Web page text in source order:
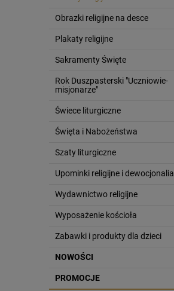
Obrazki religijne na desce
Plakaty religijne
Sakramenty Święte
Rok Duszpasterski "Uczniowie-
misjonarze"
Świece liturgiczne
Święta i Nabożeństwa
Szaty liturgiczne
Upominki religijne i dewocjonalia
Wydawnictwo religijne
Wyposażenie kościoła
Zabawki i produkty dla dzieci
NOWOŚCI
PROMOCJE